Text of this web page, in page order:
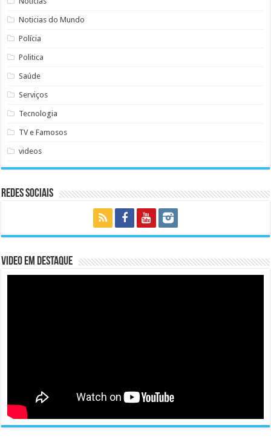
Noticias do Mundo
Polícia
Politica
Saúde
Serviços
Tecnologia
TV e Famosos
videos
Redes Sociais
Video em Destaque